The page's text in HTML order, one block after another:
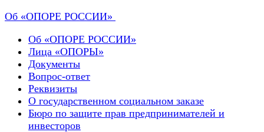
Об «ОПОРЕ РОССИИ»
Об «ОПОРЕ РОССИИ»
Лица «ОПОРЫ»
Документы
Вопрос-ответ
Реквизиты
О государственном социальном заказе
Бюро по защите прав предпринимателей и
инвесторов